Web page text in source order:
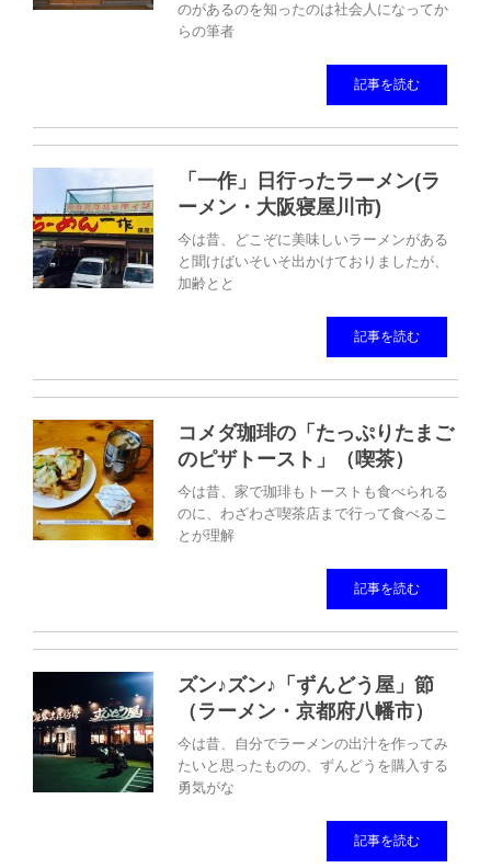
のがあるのを知ったのは社会人になってか
らの筆者
記事を読む
「一作」日行ったラーメン(ラ
ーメン・大阪寝屋川市)
今は昔、どこぞに美味しいラーメンがある
と聞けばいそいそ出かけておりましたが、
加齢とと
記事を読む
コメダ珈琲の「たっぷりたまご
のピザトースト」（喫茶）
今は昔、家で珈琲もトーストも食べられる
のに、わざわざ喫茶店まで行って食べるこ
とが理解
記事を読む
ズン♪ズン♪「ずんどう屋」節
（ラーメン・京都府八幡市）
今は昔、自分でラーメンの出汁を作ってみ
たいと思ったものの、ずんどうを購入する
勇気がな
記事を読む